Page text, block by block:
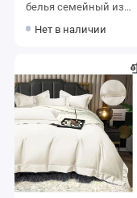
белья семейный из
50х70 2 шт и с
Нет в наличии